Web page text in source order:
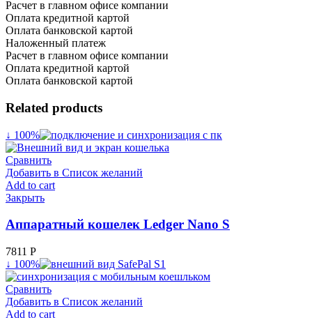
Расчет в главном офисе компании
Оплата кредитной картой
Оплата банковской картой
Наложенный платеж
Расчет в главном офисе компании
Оплата кредитной картой
Оплата банковской картой
Related products
↓ 100%
Сравнить
Добавить в Список желаний
Add to cart
Закрыть
Аппаратный кошелек Ledger Nano S
7811 Р
↓ 100%
Сравнить
Добавить в Список желаний
Add to cart